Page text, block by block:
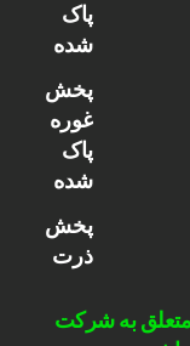
پاک
شده
پخش
غوره
پاک
شده
پخش
ذرت
به شرکت